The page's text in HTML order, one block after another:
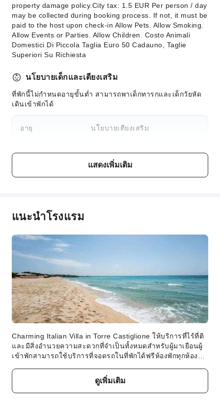
property damage policy.City tax: 1.5 EUR Per person / day
may be collected during booking process. If not, it must be
paid to the host upon check-in Allow Pets. Allow Smoking.
Allow Events or Parties. Allow Children. Costo Animali
Domestici Di Piccola Taglia Euro 50 Cadauno, Taglie
Superiori Su Richiesta
นโยบายเด็กและเตียงเสริม
ที่พักนี้ไม่กำหนดอายุขั้นต่ำ สามารถพาเด็กทารกและเด็กวัยหัด
เดินเข้าพักได้
อายุ นโยบายเตียงเสริม
เข้าพักฟรีกรณีนอนเตียงร่วมกับ
ผู้ใหญ่
คำอธิบายค่าธรรมเนียม
ค่าธรรมเนียมขึ้นอยู่กับประเภทห้อง จำนวนแขก และแพ็กเกจ
ที่พัก และบางค่าธรรมเนียมต้องชำระที่โรงแรม โปรดดูราย
ละเอียดในประเภทห้องและคำอธิบายแพ็กเกจ
แสดงเพิ่มเติม
แนะนำโรงแรม
Charming Italian Villa in Torre Castiglione ให้บริการที่ไร้ที่ติ
และมีสิ่งอำนวยความสะดวกที่จำเป็นทั้งหมดสำหรับผู้มาเยือนผู้
เข้าพักสามารถใช้บริการที่จอดรถในที่พักได้ฟรีห้องพักทุกห้องได้
สะดวกต่างๆ มากมายที่ช่วยรับประกันการนอนหลับอย่างสุขสงบ
ห้องพักบางห้องให้บริการสิ่งอำนวยความสะดวกสำหรับชงกาแฟ
หรือชารักษาความสะอาดของคุณและรู้สึกสดชื่นโดยใช้เสื้อ
ดูเพิ่มเติม